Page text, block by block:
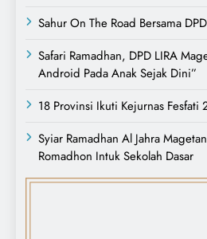
Sahur On The Road Bersama
Safari Ramadhan, DPD LIRA
Android Pada Anak Sejak Dini”
18 Provinsi Ikuti Kejurnas Fesfati
Syiar Ramadhan Al Jahra
Romadhon Intuk Sekolah Dasar